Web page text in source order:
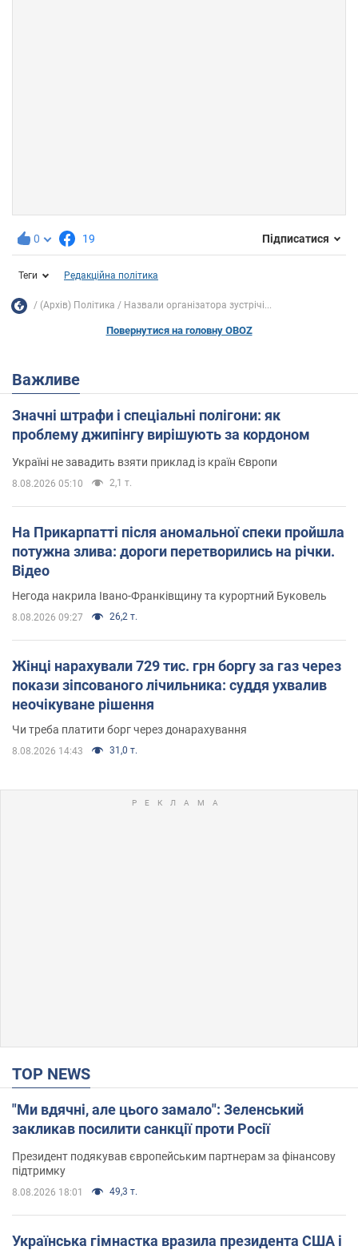
0 19 Підписатися
Теги Редакційна політика
(Архів) Політика Назвали організатора зустрічі...
Повернутися на головну OBOZ
Важливе
Значні штрафи і спеціальні полігони: як
проблему джипінгу вирішують за кордоном
Україні не завадить взяти приклад із країн Європи
8.08.2026 05:10 2,1 т.
На Прикарпатті після аномальної спеки пройшла
потужна злива: дороги перетворились на річки.
Відео
Негода накрила Івано-Франківщину та курортний Буковель
8.08.2026 09:27 26,2 т.
Жінці нарахували 729 тис. грн боргу за газ через
покази зіпсованого лічильника: суддя ухвалив
неочікуване рішення
Чи треба платити борг через донарахування
8.08.2026 14:43 31,0 т.
TOP NEWS
"Ми вдячні, але цього замало": Зеленський
закликав посилити санкції проти Росії
Президент подякував європейським партнерам за фінансову
підтримку
8.08.2026 18:01 49,3 т.
Українська гімнастка вразила президента США і